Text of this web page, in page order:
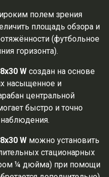
полем зрения
площадь обзора и
(футбольное
горизонта).
W создан на основе
насыщенное и
центральной
быстро и точно
W можно установить
стационарных
¼ дюйма) при помощи